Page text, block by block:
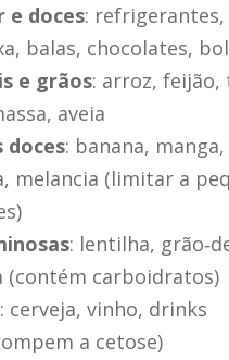
e doces: refrigerantes,
balas, chocolates,
e grãos: arroz, feijão,
aveia
doces: banana, manga,
melancia (limitar a
: lentilha,
(contém carboidratos)
: cerveja, vinho, drinks
a cetose)